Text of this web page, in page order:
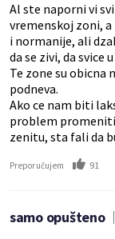
Al ste naporni vi
vremenskoj zoni, a
i normanije, ali
da se zivi, da svice
Te zone su obicna
podneva.
Ako ce nam biti
problem promeniti
zenitu, sta fali da
Preporučujem 91
samo opušteno